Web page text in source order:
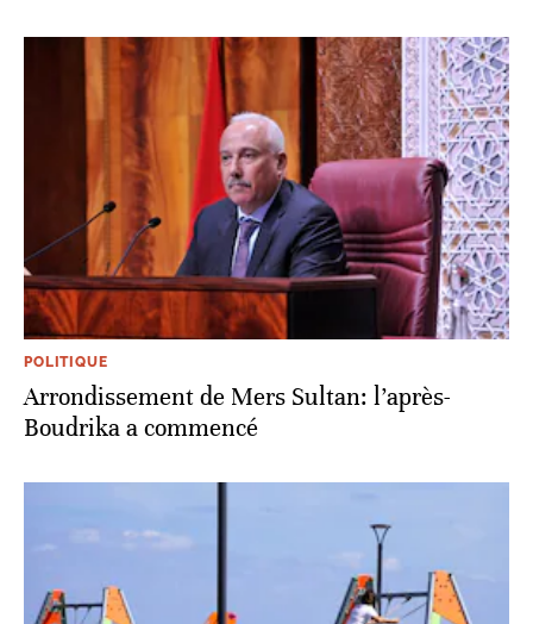
POLITIQUE
Arrondissement de Mers Sultan: l’après-
Boudrika a commencé